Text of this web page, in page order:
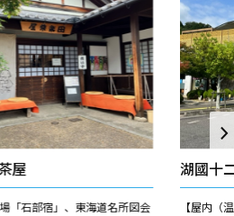
屋
「石部宿」、東海道名所図会
湖國十
【屋内（